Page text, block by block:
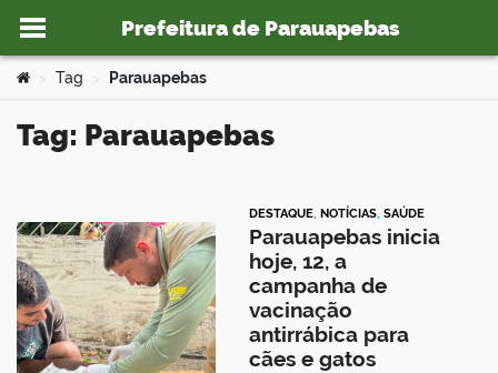
Ir para o conteúdo
Prefeitura de Parauapebas
Você está aqui:
Tag Parauapebas
Tag: Parauapebas
DESTAQUE, NOTÍCIAS, SAÚDE
Parauapebas inicia
hoje, 12, a
campanha de
vacinação
antirrábica para
cães e gatos